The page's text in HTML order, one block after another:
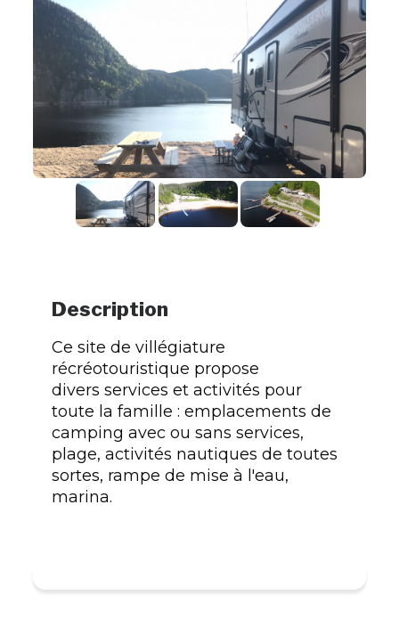
Description
Ce site de villégiature
récréotouristique propose
divers services et activités pour
toute la famille : emplacements de
camping avec ou sans services,
plage, activités nautiques de toutes
sortes, rampe de mise à l'eau,
marina.